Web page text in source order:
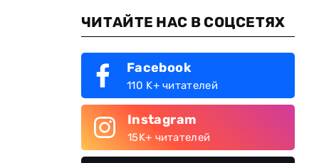
ЧИТАЙТЕ НАС В СОЦСЕТЯХ
Facebook
110 K+ читателей
Instagram
15K+ читателей